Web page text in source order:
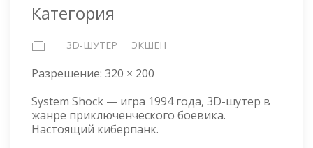
Категория
3D-ШУТЕР ЭКШЕН
Разрешение: 320 × 200
System Shock — игра 1994 года, 3D-шутер в
жанре приключенческого боевика.
Настоящий киберпанк.